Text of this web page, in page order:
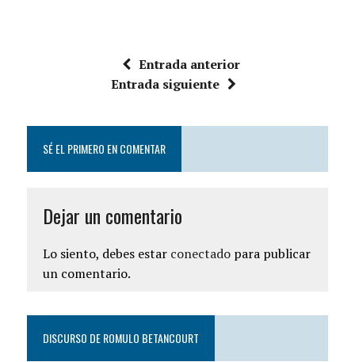
Entrada anterior
Entrada siguiente
SÉ EL PRIMERO EN COMENTAR
Dejar un comentario
Lo siento, debes estar conectadopara publicar
un comentario.
DISCURSO DE ROMULO BETANCOURT